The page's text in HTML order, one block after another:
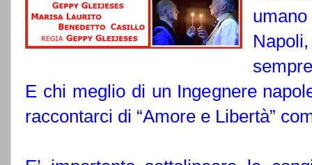
E chi meglio di un Ingegnere
raccontarci di “Amore e Libertà”